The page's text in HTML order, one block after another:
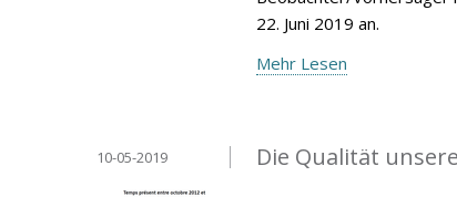
22. Juni 2019 an.
Mehr Lesen
Die Qualität
10-05-2019